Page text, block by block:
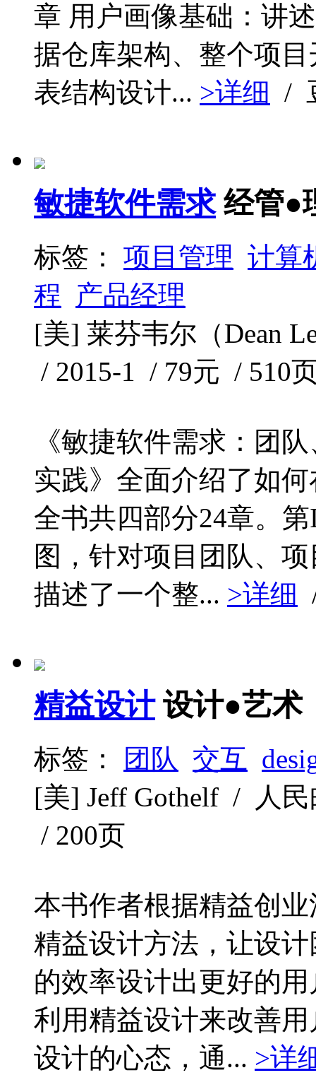
章 用户画像基础：讲
据仓库架构、整个项
表结构设计... >详细 /
敏捷软件需求 经管●
标签： 项目管理 计算
程
产品经理
[美] 莱芬韦尔（Dean
/ 2015-1 / 79元 / 510
《敏捷软件需求：团
实践》全面介绍了如
全书共四部分24章。
图，针对项目团队、
描述了一个整... >详细
精益设计 设计●艺术
标签： 团队 交互
[美] Jeff Gothelf / 人
/ 200页
本书作者根据精益创
精益设计方法，让设
的效率设计出更好的
利用精益设计来改善
设计的心态，通... >详